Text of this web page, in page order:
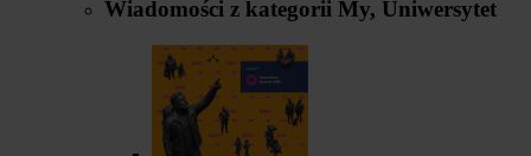
Wiadomości z kategorii My, Uniwersytet